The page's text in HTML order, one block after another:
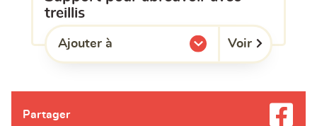
treillis
Ajouter à
l'une de mes listes. Voir
Partager